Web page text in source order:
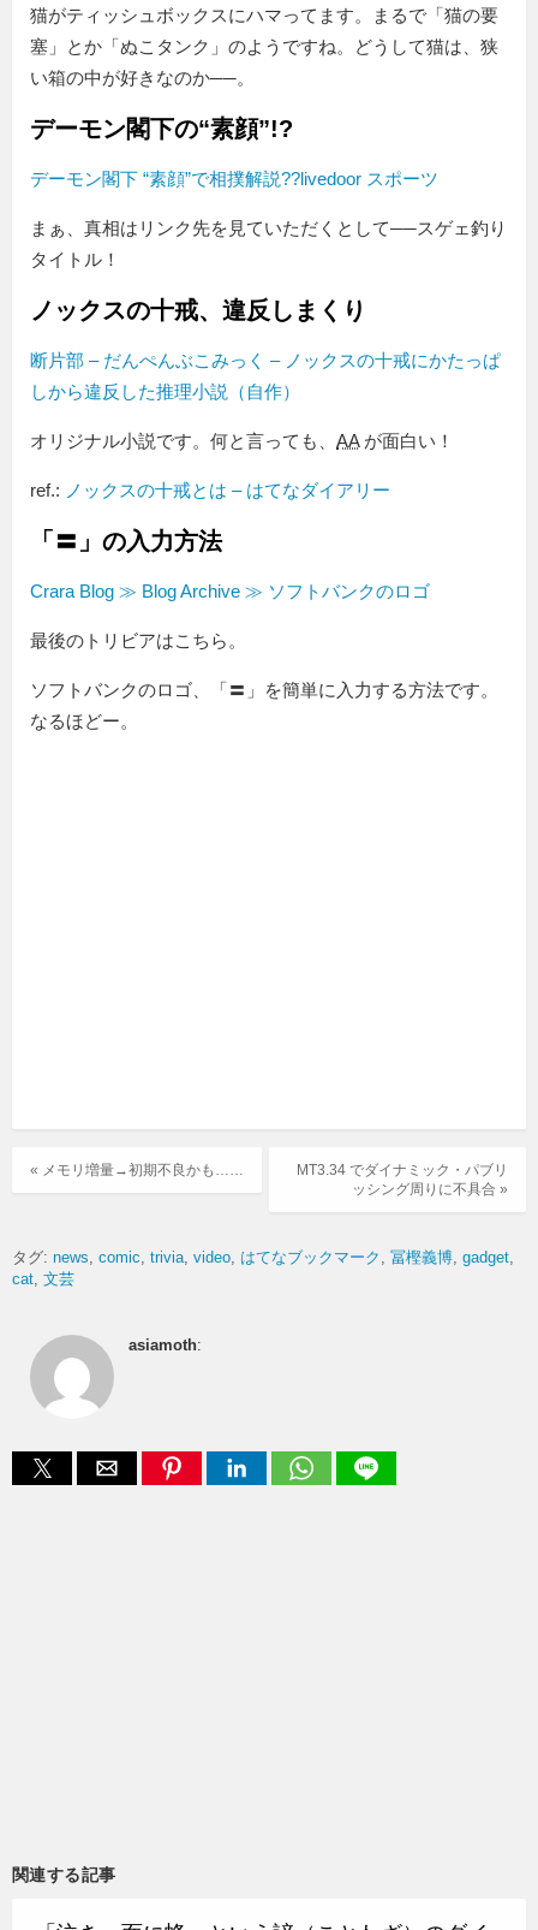
猫がティッシュボックスにハマってます。まるで「猫の要
塞」とか「ぬこタンク」のようですね。どうして猫は、狭
い箱の中が好きなのか──。
デーモン閣下の“素顔”!?
デーモン閣下 “素顔”で相撲解説??livedoor スポーツ
まぁ、真相はリンク先を見ていただくとして──スゲェ釣り
タイトル！
ノックスの十戒、違反しまくり
断片部 – だんぺんぶこみっく – ノックスの十戒にかたっぱ
しから違反した推理小説（自作）
オリジナル小説です。何と言っても、 AAが面白い！
ref.: ノックスの十戒とは – はてなダイアリー
「〓」の入力方法
Crara Blog ≫ Blog Archive ≫ ソフトバンクのロゴ
最後のトリビアはこちら。
ソフトバンクのロゴ、「〓」を簡単に入力する方法です。
なるほどー。
MT3.34 でダイナミック・パブリ
ッシング周りに不具合 »
« メモリ増量→初期不良かも……
タグ: news comic trivia video はてなブックマーク 冨樫義博 gadget
cat 文芸
asiamoth:
関連する記事